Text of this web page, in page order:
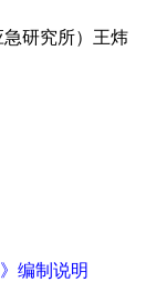
研究所）王炜
编制说明